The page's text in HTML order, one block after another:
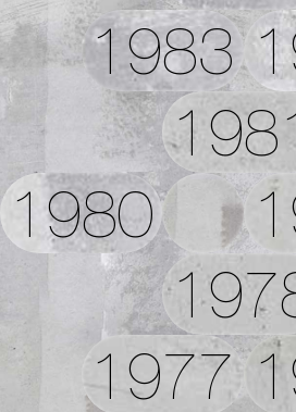
1983
1980
1977